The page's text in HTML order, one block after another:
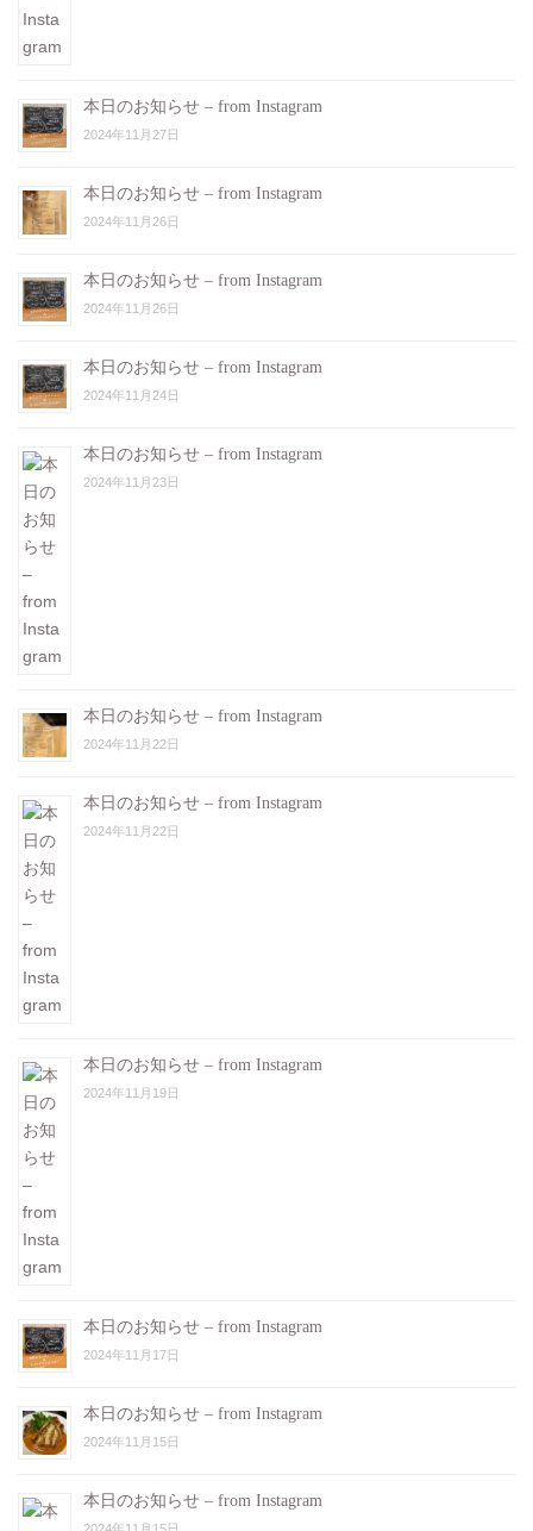
本日のお知らせ – from Instagram
2024年11月27日
本日のお知らせ – from Instagram
2024年11月26日
本日のお知らせ – from Instagram
2024年11月26日
本日のお知らせ – from Instagram
2024年11月24日
本日のお知らせ – from Instagram
2024年11月23日
本日のお知らせ – from Instagram
2024年11月22日
本日のお知らせ – from Instagram
2024年11月22日
本日のお知らせ – from Instagram
2024年11月19日
本日のお知らせ – from Instagram
2024年11月17日
本日のお知らせ – from Instagram
2024年11月15日
本日のお知らせ – from Instagram